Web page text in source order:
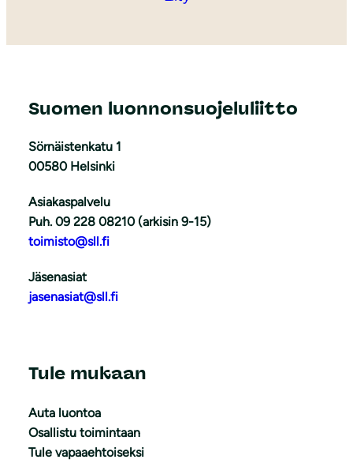
Suomen luonnonsuojeluliitto
Sörnäistenkatu 1
00580 Helsinki
Asiakaspalvelu
Puh. 09 228 08210 (arkisin 9-15)
toimisto@sll.fi
Jäsenasiat
jasenasiat@sll.fi
Tule mukaan
Auta luontoa
Osallistu toimintaan
Tule vapaaehtoiseksi